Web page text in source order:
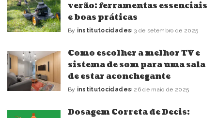
verão: ferramentas essenciais
e boas práticas
Posted
By institutocidades 3 de setembro de 2025
Como escolher a melhor TV e
sistema de som para uma sala
de estar aconchegante
Posted
By institutocidades 26 de maio de 2025
Dosagem Correta de Decis: